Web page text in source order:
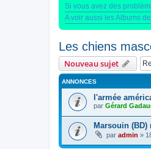
Si vous avez des
A voir aussi les Albums
Les chiens
Nouveau sujet
ANNONCES
l'armée
par Gérard
Marsouin
par admin »